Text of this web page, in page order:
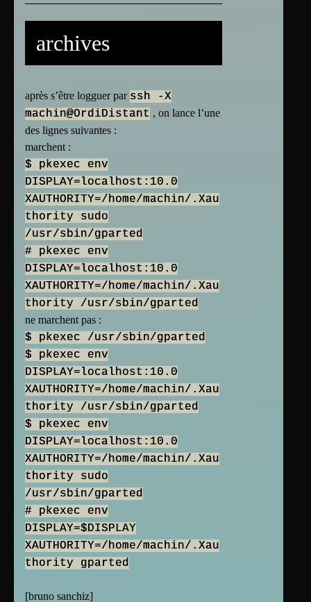
archives
après s’être logguer par ssh -X
machin@OrdiDistant , on lance l’une
des lignes suivantes :
marchent :
$ pkexec env
DISPLAY=localhost:10.0
XAUTHORITY=/home/machin/.Xau
thority sudo
/usr/sbin/gparted
# pkexec env
DISPLAY=localhost:10.0
XAUTHORITY=/home/machin/.Xau
thority /usr/sbin/gparted
ne marchent pas :
$ pkexec /usr/sbin/gparted
$ pkexec env
DISPLAY=localhost:10.0
XAUTHORITY=/home/machin/.Xau
thority /usr/sbin/gparted
$ pkexec env
DISPLAY=localhost:10.0
XAUTHORITY=/home/machin/.Xau
thority sudo
/usr/sbin/gparted
# pkexec env
DISPLAY=$DISPLAY
XAUTHORITY=/home/machin/.Xau
thority gparted
[bruno sanchiz]